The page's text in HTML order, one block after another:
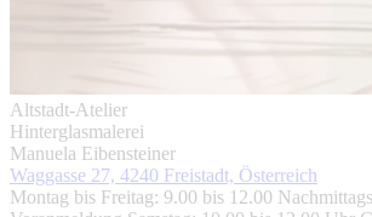
Altstadt-Atelier
Hinterglasmalerei
Manuela Eibensteiner
Waggasse 27, 4240 Freistadt, Österreich
Montag bis Freitag: 9.00 bis 12.00